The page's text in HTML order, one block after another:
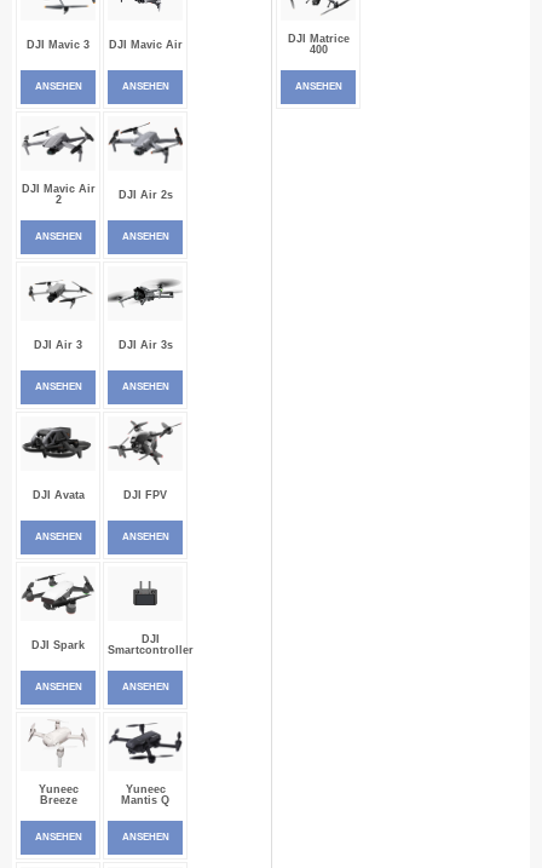
DJI Mavic 3
ANSEHEN
DJI Mavic Air
ANSEHEN
DJI Mavic Air
2
ANSEHEN
DJI Air 2s
ANSEHEN
DJI Air 3
ANSEHEN
DJI Air 3s
ANSEHEN
DJI Avata
ANSEHEN
DJI FPV
ANSEHEN
DJI Spark
ANSEHEN
DJI
Smartcontroller
ANSEHEN
Yuneec
Breeze
ANSEHEN
Yuneec
Mantis Q
ANSEHEN
DJI Matrice
400
ANSEHEN